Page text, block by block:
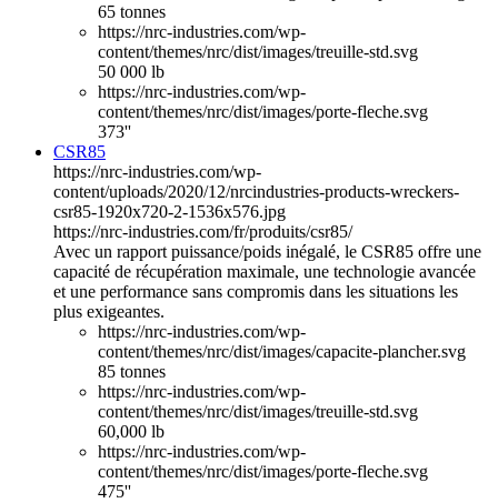
65 tonnes
https://nrc-industries.com/wp-
content/themes/nrc/dist/images/treuille-std.svg
50 000 lb
https://nrc-industries.com/wp-
content/themes/nrc/dist/images/porte-fleche.svg
373''
CSR85
https://nrc-industries.com/wp-
content/uploads/2020/12/nrcindustries-products-wreckers-
csr85-1920x720-2-1536x576.jpg
https://nrc-industries.com/fr/produits/csr85/
Avec un rapport puissance/poids inégalé, le CSR85 offre une
capacité de récupération maximale, une technologie avancée
et une performance sans compromis dans les situations les
plus exigeantes.
https://nrc-industries.com/wp-
content/themes/nrc/dist/images/capacite-plancher.svg
85 tonnes
https://nrc-industries.com/wp-
content/themes/nrc/dist/images/treuille-std.svg
60,000 lb
https://nrc-industries.com/wp-
content/themes/nrc/dist/images/porte-fleche.svg
475''